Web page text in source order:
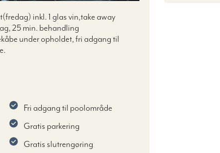
inkl. 1 glas vin,take away
25 min. behandling
under opholdet, fri adgang til
Fri adgang til poolområde
Gratis parkering
Gratis slutrengøring